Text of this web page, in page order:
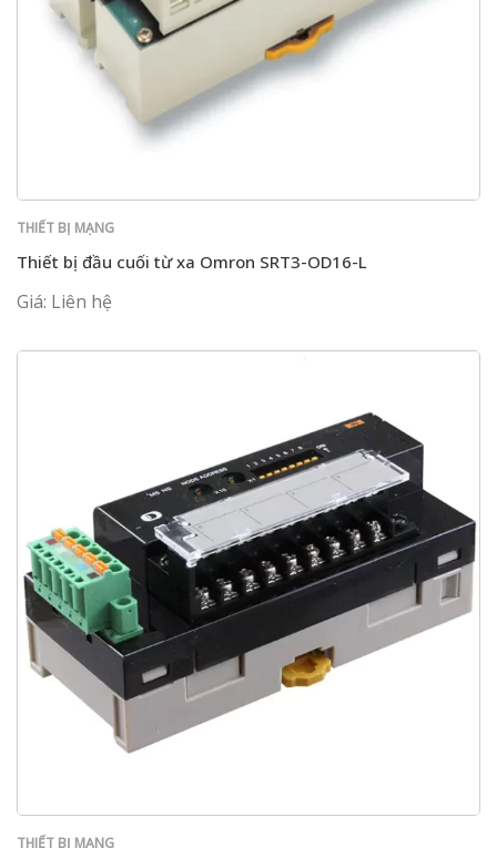
THIẾT BỊ MẠNG
Thiết bị đầu cuối từ xa Omron SRT3-OD16-L
Giá: Liên hệ
THIẾT BỊ MẠNG